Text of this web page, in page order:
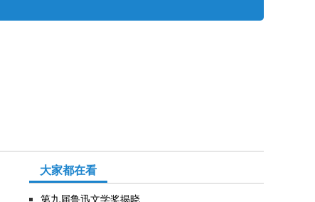
大家都在看
第九届鲁迅文学奖揭晓